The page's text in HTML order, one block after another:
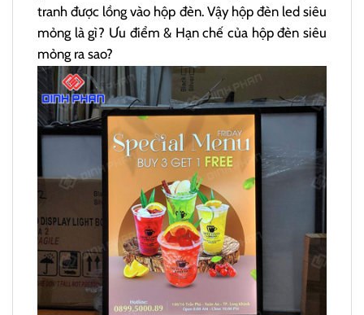
tranh được lồng vào hộp đèn. Vậy hộp đèn led siêu
mỏng là gì? Ưu điểm & Hạn chế của hộp đèn siêu
mỏng ra sao?